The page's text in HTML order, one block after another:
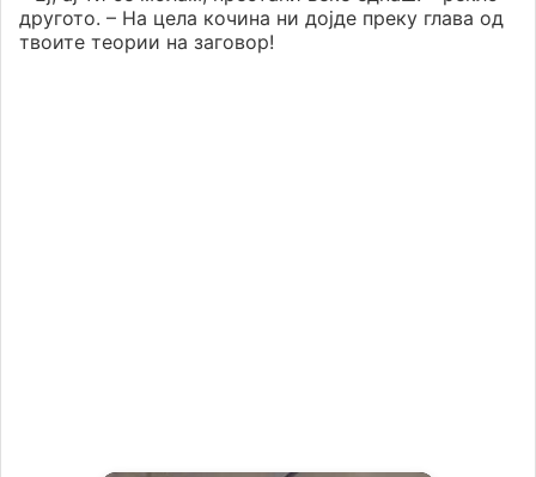
другото. – На цела кочина ни дојде преку глава од
твоите теории на заговор!